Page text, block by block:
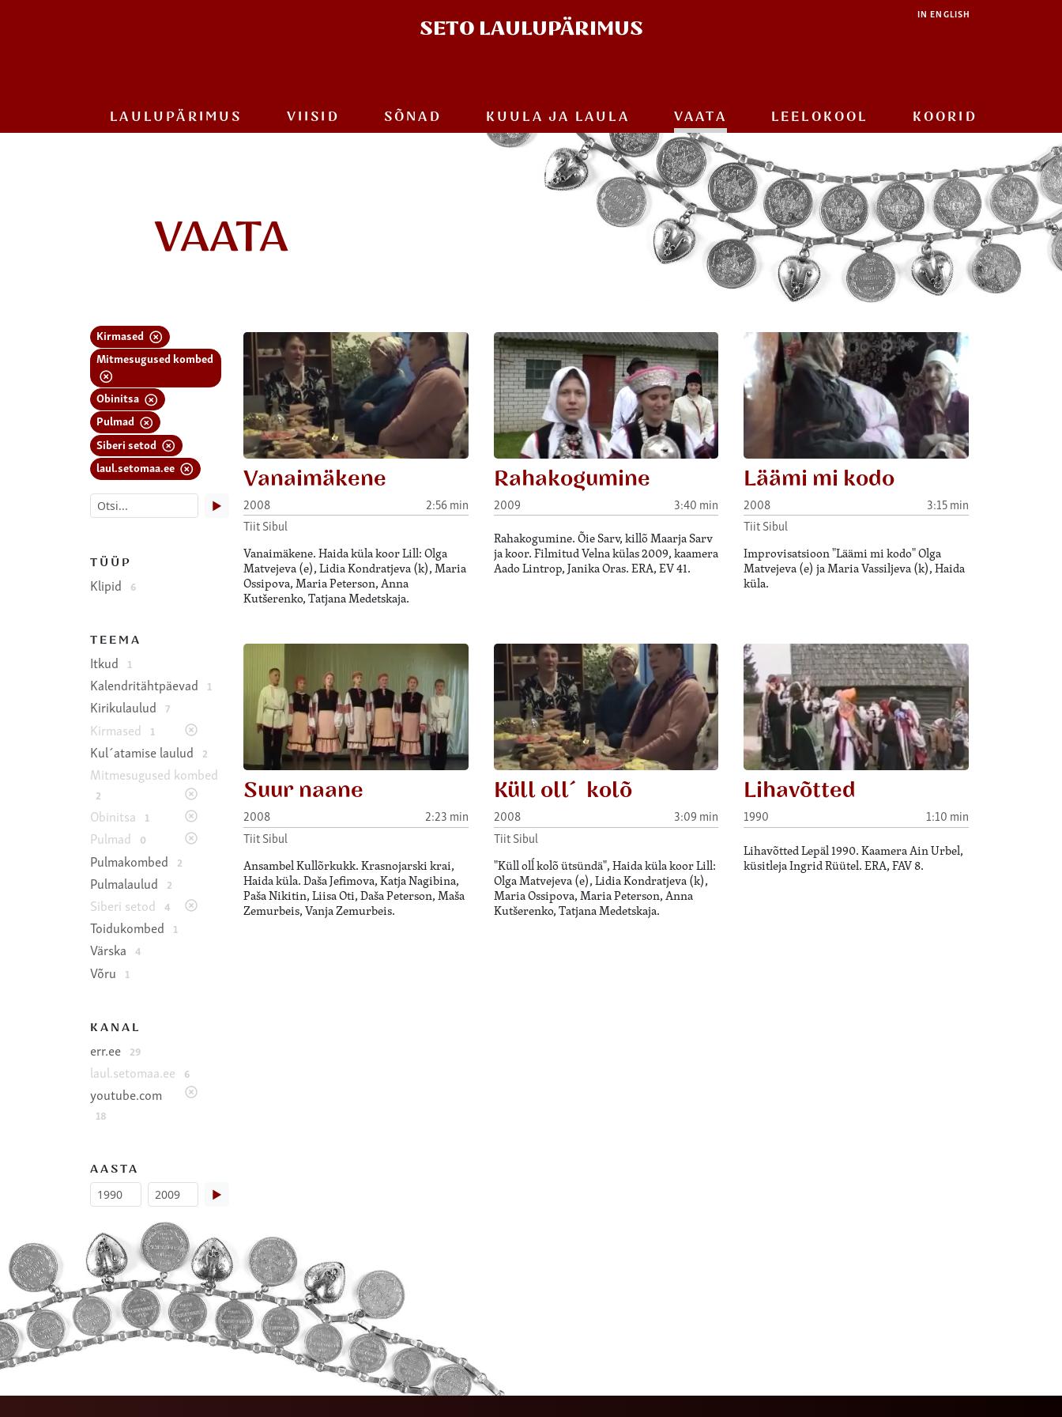
SETO LAULUPÄRIMUS
IN ENGLISH
LAULU­PÄRIMUS VIISID SÕNAD KUULA JA LAULA VAATA LEELOKOOL KOORID
VAATA
Kirmased
Mitmesugused kombed
Obinitsa
Pulmad
Siberi setod
laul.setomaa.ee
▶
TÜÜP
Klipid 6
TEEMA
Itkud 1
Kalendritähtpäevad 1
Kirikulaulud 7
Kirmased 1
Kul´atamise laulud 2
Mitmesugused kombed
2
Obinitsa 1
Pulmad 0
Pulmakombed 2
Pulmalaulud 2
Siberi setod 4
Toidukombed 1
Värska 4
Võru 1
KANAL
err.ee 29
laul.setomaa.ee 6
youtube.com
18
AASTA
▶
Vanaimäkene
2008
2:56 min
Tiit Sibul
Vanaimäkene. Haida küla koor Lill: Olga
Matvejeva (e), Lidia Kondratjeva (k), Maria
Ossipova, Maria Peterson, Anna
Kutšerenko, Tatjana Medetskaja.
Rahakogumine
2009 3:40 min
Rahakogumine. Õie Sarv, killõ Maarja Sarv
ja koor. Filmitud Velna külas 2009, kaamera
Aado Lintrop, Janika Oras. ERA, EV 41.
Läämi mi kodo
2008
3:15 min
Tiit Sibul
Improvisatsioon "Läämi mi kodo" Olga
Matvejeva (e) ja Maria Vassiljeva (k), Haida
küla.
Suur naane
2008
2:23 min
Tiit Sibul
Ansambel Kullõrkukk. Krasnojarski krai,
Haida küla. Daša Jefimova, Katja Nagibina,
Paša Nikitin, Liisa Oti, Daša Peterson, Maša
Zemurbeis, Vanja Zemurbeis.
Küll oll´ kolõ
2008
3:09 min
Tiit Sibul
"Küll olĺ kolõ ütsündä", Haida küla koor Lill:
Olga Matvejeva (e), Lidia Kondratjeva (k),
Maria Ossipova, Maria Peterson, Anna
Kutšerenko, Tatjana Medetskaja.
Lihavõtted
1990 1:10 min
Lihavõtted Lepäl 1990. Kaamera Ain Urbel,
küsitleja Ingrid Rüütel. ERA, FAV 8.